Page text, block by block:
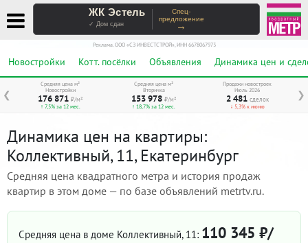
ЖК Эстель
✓ Дом сдан
Спец-
предложение
→
Реклама. ООО «СЗ ИНВЕСТСТРОЙ», ИНН 6678067973
Новостройки Котт. посёлки Объявления Динамика цен и
❮ ❯
Средняя цена м²
Новостройки
176 871 ₽/м²
↑ 7,5% за 12 мес.
Средняя цена м²
Вторичка
153 978 ₽/м²
↑ 18,7% за 12 мес.
Продажи новостроек
Июль 2026
2 481 сделок
↓ 5,3% к июню
Динамика цен на квартиры:
Коллективный, 11, Екатеринбург
Средняя цена квадратного метра и история продаж
квартир в этом доме — по базе объявлений metrtv.ru.
Средняя цена в доме Коллективный, 11: 110 345 ₽/